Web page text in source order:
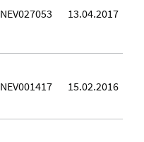
NEV027053 13.04.2017
NEV001417 15.02.2016